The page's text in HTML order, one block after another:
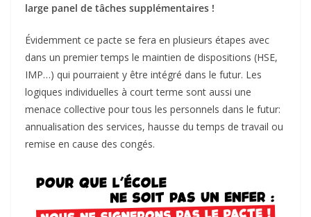
large panel de tâches supplémentaires !
Évidemment ce pacte se fera en plusieurs étapes avec
dans un premier temps le maintien de dispositions (HSE,
IMP…) qui pourraient y être intégré dans le futur. Les
logiques individuelles à court terme sont aussi une
menace collective pour tous les personnels dans le futur:
annualisation des services, hausse du temps de travail ou
remise en cause des congés.